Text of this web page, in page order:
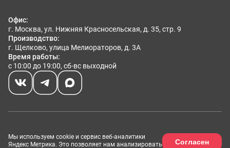
Офис:
г. Москва, ул. Нижняя Красносельская, д. 35, стр. 9
Производство:
г. Щелково, улица Мелиораторов, д. 3А
Время работы:
с 10:00 до 19:00, сб-вс выходной
Размещённые данные на сайте носят информационный
характер, могут иметь расхождения с действительностью и не
Мы используем cookie и сервис веб-аналитики
Яндекс Метрика. Это позволяет нам анализировать
Согласен